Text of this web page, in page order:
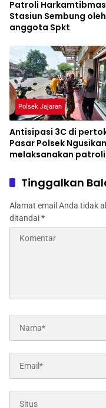
Patroli Harkamtibmas ke
Stasiun Sembung oleh
anggota Spkt
Polsek Jajaran
Antisipasi 3C di
Pasar Polsek Ngusikan
melaksanakan
Tinggalkan
Alamat email Anda tidak
ditandai*